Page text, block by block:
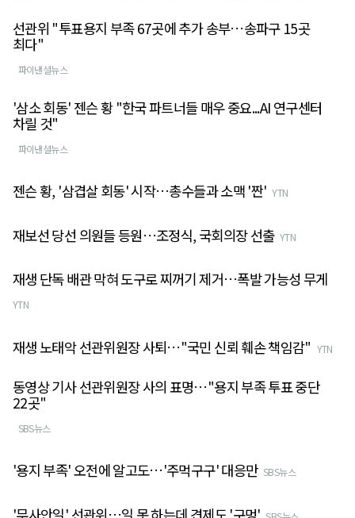
선관위 "투표용지 부족 67곳에 추가 송부…송파구 15곳
최다"
파이낸셜뉴스
'삼소 회동' 젠슨 황 "한국 파트너들 매우 중요...AI 연구센터
차릴 것"
파이낸셜뉴스
젠슨 황, '삼겹살 회동' 시작…총수들과 소맥 '짠' YTN
재보선 당선 의원들 등원…조정식, 국회의장 선출 YTN
재생 단독 배관 막혀 도구로 찌꺼기 제거…폭발 가능성 무게
YTN
재생 노태악 선관위원장 사퇴…"국민 신뢰 훼손 책임감" YTN
동영상 기사 선관위원장 사의 표명…"용지 부족 투표 중단
22곳"
SBS뉴스
'용지 부족' 오전에 알고도…'주먹구구' 대응만 SBS뉴스